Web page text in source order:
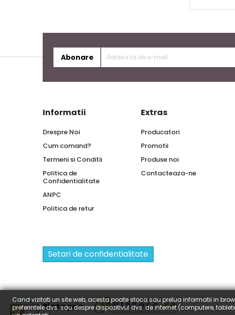
Abonare
Informatii
Drespre Noi
Cum comand?
Termeni si Conditii
Politica de
Confidentialitate
ANPC
Politica de retur
Extras
Producatori
Promotii
Produse noi
Contacteaza-ne
Setari de confidentialitate
Plata prin
Cand vizitati un site web, acesta poate stoca sau prelua informatii in
preferintele dvs. sau despre dispozitivul dvs. de internet (computere,